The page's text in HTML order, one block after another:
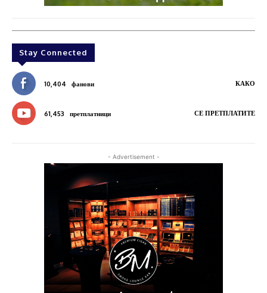
Stay Connected
10,404 фанови КАКО
61,453 претплатници СЕ ПРЕТПЛАТИТЕ
- Advertisement -